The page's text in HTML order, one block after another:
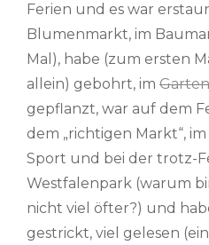
Ferien und es war
Blumenmarkt, im
Mal), habe (zum ersten
allein) gebohrt, im Garten
gepflanzt, war auf dem
dem „richtigen Markt“,
Sport und bei der trotz-
Westfalenpark (warum
nicht viel öfter?) und
gestrickt, viel gelesen